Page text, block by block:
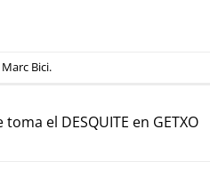
Marc Bici.
toma el DESQUITE en GETXO